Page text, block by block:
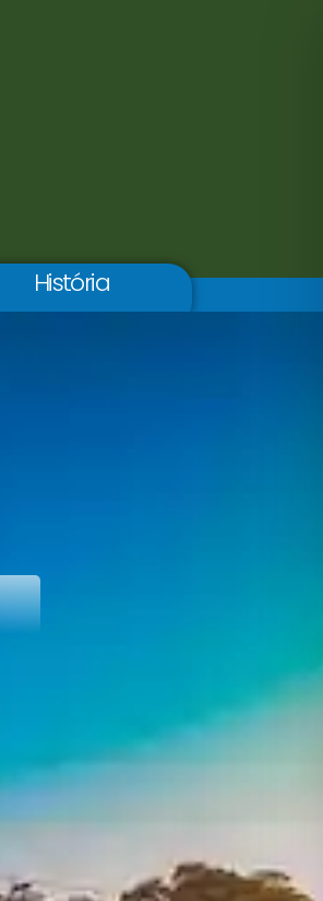
História